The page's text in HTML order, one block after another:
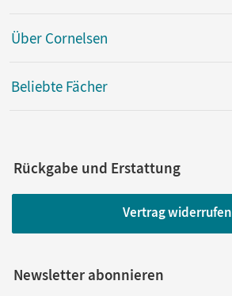
Über Cornelsen
Beliebte Fächer
Rückgabe und Erstattung
Vertrag widerrufen
Newsletter abonnieren